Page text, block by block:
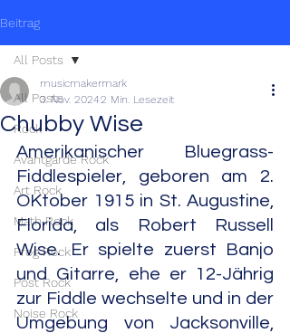
Beitrag
All Posts
Rock
Avantgarde Rock
Art Rock
Math Rock
Prog Rock
Post Rock
Noise Rock
All Posts
Chubby Wise
musicmakermark
3. Nov. 20242 Min. Lesezeit
Amerikanischer Bluegrass-
Fiddlespieler, geboren am 2.
OKtober 1915 in St. Augustine,
Florida, als Robert Russell
Wise. Er spielte zuerst Banjo
und Gitarre, ehe er 12-Jährig
zur Fiddle wechselte und in der
Umgebung von Jacksonville,